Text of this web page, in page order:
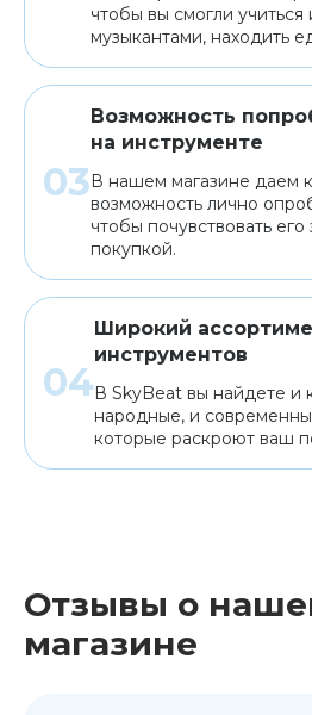
чтобы вы смогли учиться
музыкантами, находить
Возможность
на инструменте
В нашем магазине даем
возможность лично
чтобы почувствовать
покупкой.
Широкий
инструментов
В SkyBeat вы найдете и
народные, и
которые раскроют ваш
Отзывы о
магазине